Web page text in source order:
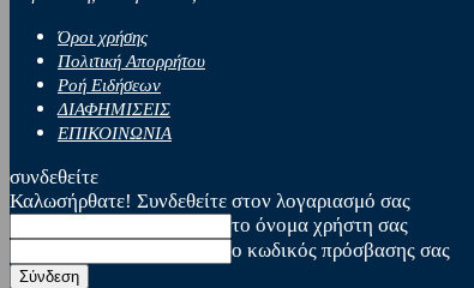
Όροι χρήσης
Πολιτική Απορρήτου
Ροή Ειδήσεων
ΔΙΑΦΗΜΙΣΕΙΣ
ΕΠΙΚΟΙΝΩΝΙΑ
συνδεθείτε
Καλωσήρθατε! Συνδεθείτε στον λογαριασμό σας
το όνομα χρήστη σας
ο κωδικός πρόσβασης σας